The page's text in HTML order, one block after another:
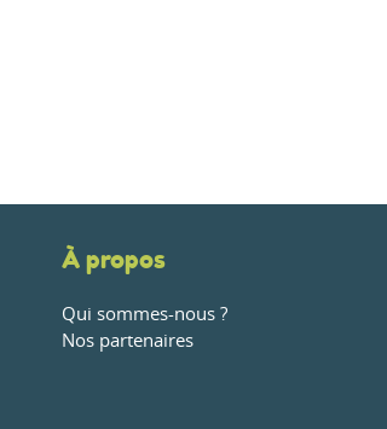
À propos
Qui sommes-nous ?
Nos partenaires